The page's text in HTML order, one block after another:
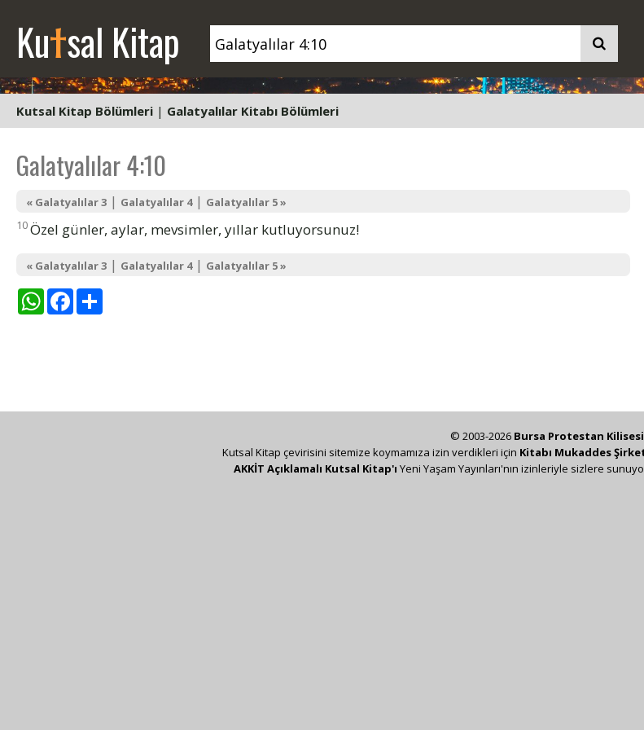
Kutsal Kitap
Kutsal Kitap Bölümleri | Galatyalılar Kitabı Bölümleri
Galatyalılar 4:10
« Galatyalılar 3 | Galatyalılar 4| Galatyalılar 5 »
10Özel günler, aylar, mevsimler, yıllar kutluyorsunuz!
« Galatyalılar 3 | Galatyalılar 4| Galatyalılar 5 »
WhatsAppFacebook
© 2003-2026 Bursa Protestan Kilisesi
Kutsal Kitap çevirisini sitemize koymamıza izin verdikleri için Kitabı Mukaddes
AKKİT Açıklamalı Kutsal Kitap'ı Yeni Yaşam Yayınları'nın izinleriyle sizlere